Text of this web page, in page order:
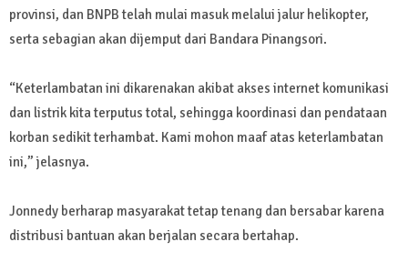
provinsi, dan BNPB telah mulai masuk melalui jalur helikopter,
serta sebagian akan dijemput dari Bandara Pinangsori.
“Keterlambatan ini dikarenakan akibat akses internet komunikasi
dan listrik kita terputus total, sehingga koordinasi dan pendataan
korban sedikit terhambat. Kami mohon maaf atas keterlambatan
ini,” jelasnya.
Jonnedy berharap masyarakat tetap tenang dan bersabar karena
distribusi bantuan akan berjalan secara bertahap.